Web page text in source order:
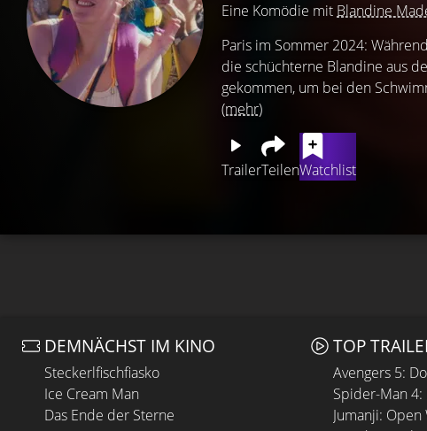
Eine Komödie mit Blandine
TrailerTeilenWatchlist
Paris im Sommer 2024:
die schüchterne Blandine aus
gekommen, um bei den
(mehr)
DEMNÄCHST IM KINO
Steckerlfischfiasko
Ice Cream Man
Das Ende der Sterne
TOP
Avengers 5:
Spider-Man 4:
Jumanji: Open